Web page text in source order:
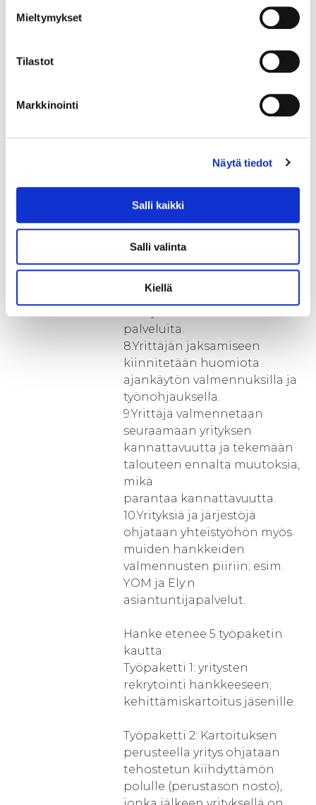
Mieltymykset
Tilastot
Markkinointi
Näytä tiedot
Salli kaikki
Salli valinta
Kiellä
sopivia yhteistyömuotoja myös
6.Yritys verkostoituu ja
palvelukokonaisuuksia.
7.Yrityksillä on verkostossa
mahdollisuus laajentua
tuottamaan uusia palveluita;
green
palveluita.
8.Yrittäjän jaksamiseen
kiinnitetään huomiota
ajankäytön valmennuksilla ja
työnohjauksella.
9.Yrittäjä valmennetaan
seuraamaan yrityksen
kannattavuutta ja tekemään
talouteen ennalta muutoksia,
mikä
parantaa kannattavuutta.
10.Yrityksiä ja järjestöjä
ohjataan yhteistyöhön myös
muiden hankkeiden
valmennusten piiriin; esim.
YOM ja Ely:n
asiantuntijapalvelut.
Hanke etenee 5 työpaketin
kautta:
Työpaketti 1: yritysten
rekrytointi hankkeeseen;
kehittämiskartoitus jäsenille.
Työpaketti 2: Kartoituksen
perusteella yritys ohjataan
tehostetun kiihdyttämön
polulle (perustason nosto),